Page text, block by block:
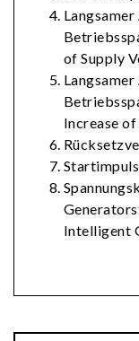
of Supply
Increase
Intelligent